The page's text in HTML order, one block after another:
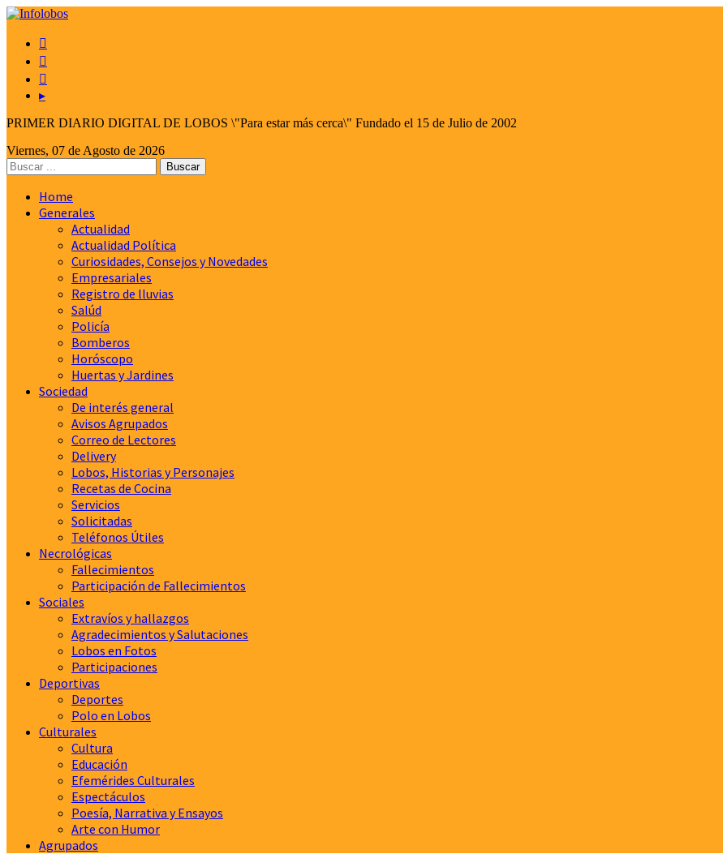



▸
PRIMER DIARIO DIGITAL DE LOBOS \"Para estar más cerca\" Fundado el 15 de Julio de 2002
Viernes, 07 de Agosto de 2026
Home
Generales
Actualidad
Actualidad Política
Curiosidades, Consejos y Novedades
Empresariales
Registro de lluvias
Salúd
Policía
Bomberos
Horóscopo
Huertas y Jardines
Sociedad
De interés general
Avisos Agrupados
Correo de Lectores
Delivery
Lobos, Historias y Personajes
Recetas de Cocina
Servicios
Solicitadas
Teléfonos Útiles
Necrológicas
Fallecimientos
Participación de Fallecimientos
Sociales
Extravíos y hallazgos
Agradecimientos y Salutaciones
Lobos en Fotos
Participaciones
Deportivas
Deportes
Polo en Lobos
Culturales
Cultura
Educación
Efemérides Culturales
Espectáculos
Poesía, Narrativa y Ensayos
Arte con Humor
Agrupados